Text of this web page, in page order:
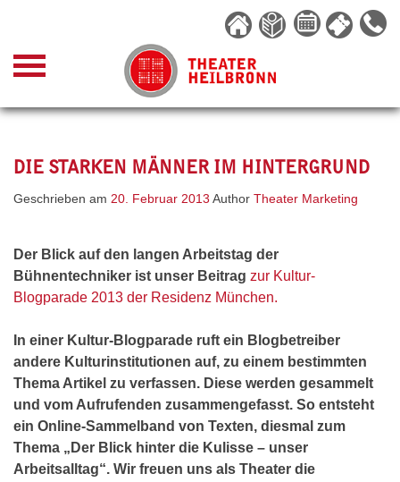
content
DIE STARKEN MÄNNER IM HINTERGRUND
Geschrieben am 20. Februar 2013 Author Theater Marketing
Der Blick auf den langen Arbeitstag der
Bühnentechniker ist unser Beitrag zur Kultur-
Blogparade 2013 der Residenz München.
In einer Kultur-Blogparade ruft ein Blogbetreiber
andere Kulturinstitutionen auf, zu einem bestimmten
Thema Artikel zu verfassen. Diese werden gesammelt
und vom Aufrufenden zusammengefasst. So entsteht
ein Online-Sammelband von Texten, diesmal zum
Thema „Der Blick hinter die Kulisse – unser
Arbeitsalltag“. Wir freuen uns als Theater die